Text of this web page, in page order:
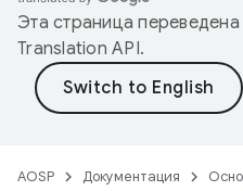
Эта страница
Translation API.
AOSP Документация